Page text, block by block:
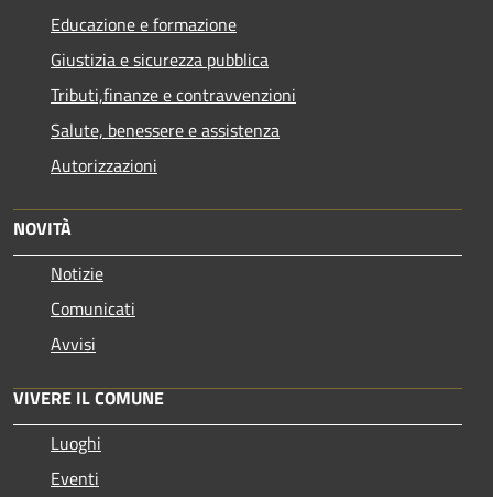
Educazione e formazione
Giustizia e sicurezza pubblica
Tributi,finanze e contravvenzioni
Salute, benessere e assistenza
Autorizzazioni
NOVITÀ
Notizie
Comunicati
Avvisi
VIVERE IL COMUNE
Luoghi
Eventi